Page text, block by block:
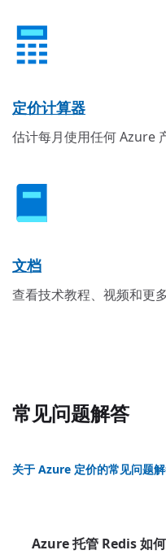
定价计算器
估计每月使用任何 Azure
文档
查看技术教程、视频和更
常见问题解答
关于 Azure 定价的常见问题
Azure 托管 Redis 如